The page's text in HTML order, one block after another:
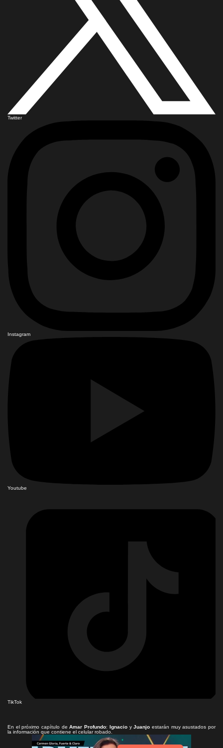
Twitter
Instagram
Youtube
TikTok
En el próximo capítulo deAmar Profundo: IgnacioyJuanjo estarán muy asustados por
la información que contiene el celular robado.